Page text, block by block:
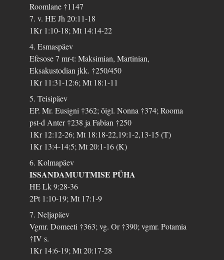
Roomlane †1147
7. v. HE Jh 20:11-18
1Kr 1:10-18; Mt 14:14-22
4. Esmaspäev
Efesose 7 mr-t: Maksimian, Martinian,
Eksakustodian jkk. †250/450
1Kr 11:31-12:6; Mt 18:1-11
5. Teisipäev
EP. Mr. Eusigni †362; õigl. Nonna †374; Rooma
pst-d Anter †238 ja Fabian †250
1Kr 12:12-26; Mt 18:18-22,19:1-2,13-15 (T)
1Kr 13:4-14:5; Mt 20:1-16 (K)
6. Kolmapäev
ISSANDAMUUTMISE PÜHA
HE Lk 9:28-36
2Pt 1:10-19; Mt 17:1-9
7. Neljapäev
Vgmr. Domeeti †363; vg. Or †390; vgmr. Potamia
†IV s.
1Kr 14:6-19; Mt 20:17-28